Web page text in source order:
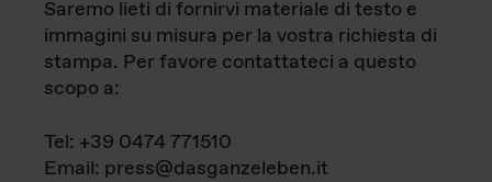
Saremo lieti di fornirvi materiale di testo e
immagini su misura per la vostra richiesta di
stampa. Per favore contattateci a questo
scopo a:
Tel: +39 0474 771510
Email: press@dasganzeleben.it